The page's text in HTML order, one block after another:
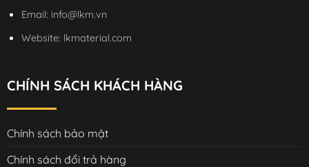
Email: info@lkm.vn
Website: lkmaterial.com
CHÍNH SÁCH KHÁCH HÀNG
Chính sách bảo mật
Chính sách đổi trả hàng